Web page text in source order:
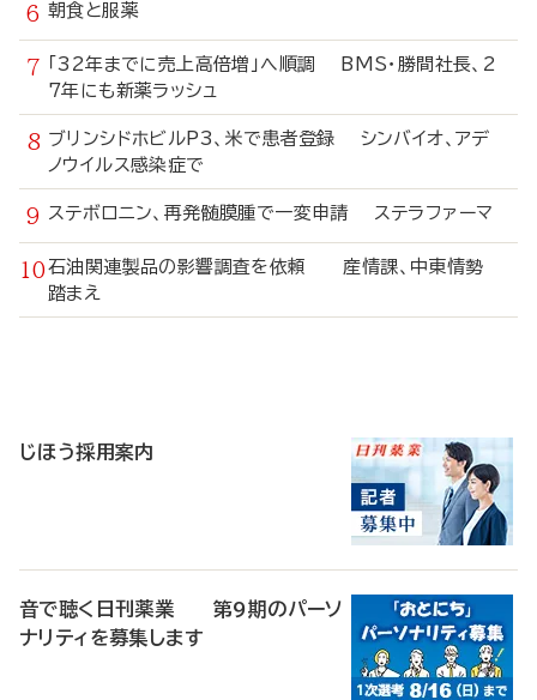
朝食と服薬
「32年までに売上高倍増」へ順調 BMS・勝間社長、2
7年にも新薬ラッシュ
ブリンシドホビルP3、米で患者登録 シンバイオ、アデ
ノウイルス感染症で
ステボロニン、再発髄膜腫で一変申請 ステラファーマ
石油関連製品の影響調査を依頼 産情課、中東情勢
踏まえ
じほう採用案内
音で聴く日刊薬業 第9期のパーソ
ナリティを募集します